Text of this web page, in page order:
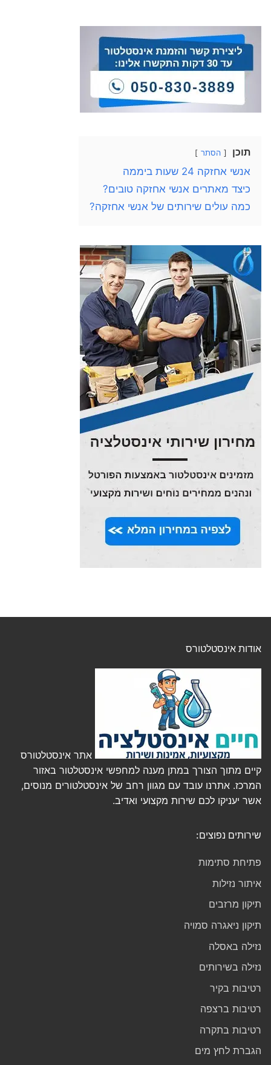
תוכן הסתר
אנשי אחזקה 24 שעות ביממה
כיצד מאתרים אנשי אחזקה טובים?
כמה עולים שירותים של אנשי אחזקה?
אודות אינסטלטורס
אתר אינסטלטורס
קיים מתוך הצורך במתן מענה למחפשי אינסטלטור באזור
המרכז. אתרנו עובד עם מגוון רחב של אינסטלטורים מנוסים,
אשר יעניקו לכם שירות מקצועי ואדיב.
שירותים נפוצים:
פתיחת סתימות
איתור נזילות
תיקון מרזבים
תיקון ניאגרה סמויה
נזילה באסלה
נזילה בשירותים
רטיבות בקיר
רטיבות ברצפה
רטיבות בתקרה
הגברת לחץ מים